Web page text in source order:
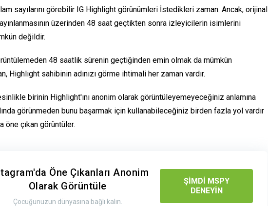
sayılarını görebilir IG Highlight görünümleri İstedikleri zaman. Ancak, orijinal
üzerinden 48 saat geçtikten sonra izleyicilerin isimlerini
değildir.
48 saatlik sürenin geçtiğinden emin olmak da mümkün
Highlight sahibinin adınızı görme ihtimali her zaman vardır.
birinin Highlight'ını anonim olarak görüntüleyemeyeceğiniz anlamına
görünmeden bunu başarmak için kullanabileceğiniz birden fazla yol vardır
öne çıkan görüntüler.
Öne Çıkanları Anonim
Olarak Görüntüle
Çocuğunuzun dünyasına bağlı kalın.
ŞİMDİ MSPY
DENEYİN